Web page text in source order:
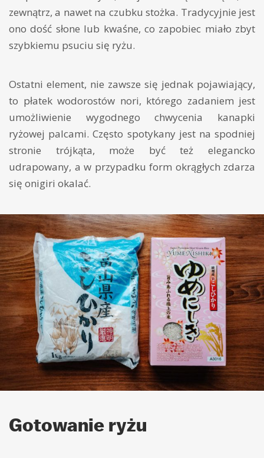
zewnątrz, a nawet na czubku stożka. Tradycyjnie jest
ono dość słone lub kwaśne, co zapobiec miało zbyt
szybkiemu psuciu się ryżu.
Ostatni element, nie zawsze się jednak pojawiający,
to płatek wodorostów nori, którego zadaniem jest
umożliwienie wygodnego chwycenia kanapki
ryżowej palcami. Często spotykany jest na spodniej
stronie trójkąta, może być też elegancko
udrapowany, a w przypadku form okrągłych zdarza
się onigiri okalać.
Gotowanie ryżu